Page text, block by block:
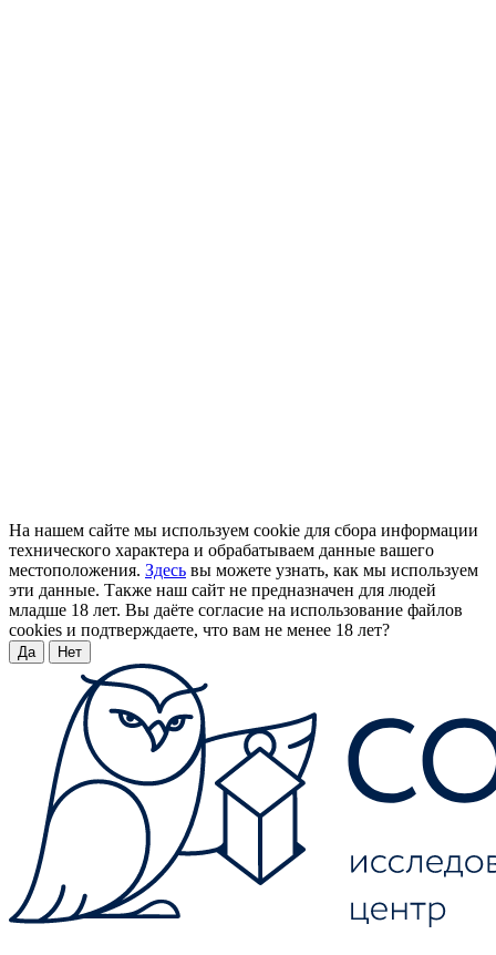
На нашем сайте мы используем cookie для сбора информации
технического характера и обрабатываем данные вашего
местоположения. Здесь вы можете узнать, как мы используем
эти данные. Также наш сайт не предназначен для людей
младше 18 лет. Вы даёте согласие на использование файлов
cookies и подтверждаете, что вам не менее 18 лет?
Да Нет